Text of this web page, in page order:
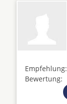
Empfehlung:
Bewertung: